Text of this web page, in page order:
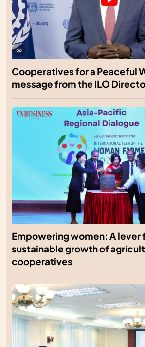
Cooperatives for a Peaceful
message from the ILO
Empowering women: A lever
sustainable growth of
cooperatives